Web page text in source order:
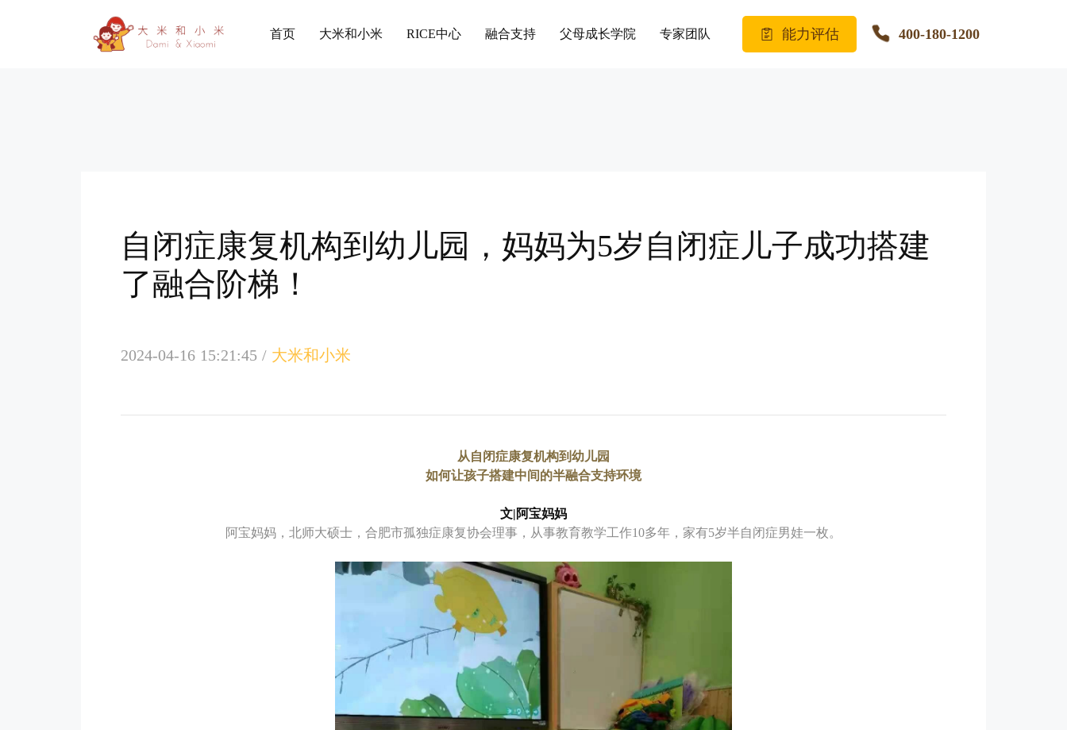
首页 大米和小米 RICE中心 融合支持 父母成长学院 专家团队 能力评估 400-180-1200
自闭症康复机构到幼儿园，妈妈为5岁自闭症儿子成功搭建
了融合阶梯！
2024-04-16 15:21:45 / 大米和小米
从自闭症康复机构到幼儿园
如何让孩子搭建中间的半融合支持环境
文|阿宝妈妈
阿宝妈妈，北师大硕士，合肥市孤独症康复协会理事，从事教育教学工作10多年，家有5岁半自闭症男娃一枚。